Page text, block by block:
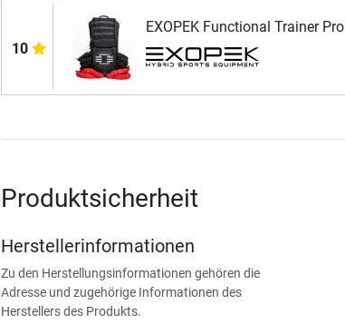
10
EXOPEK Functional Trainer Pro
Produktsicherheit
Herstellerinformationen
Zu den Herstellungsinformationen gehören die
Adresse und zugehörige Informationen des
Herstellers des Produkts.